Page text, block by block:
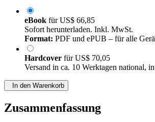
eBook fürUS$ 66,85
Sofort herunterladen. Inkl. MwSt.
Format: PDF und ePUB – für alle
Hardcover fürUS$ 70,05
Versand in ca. 10 Werktagen national,
In den Warenkorb
Zusammenfassung